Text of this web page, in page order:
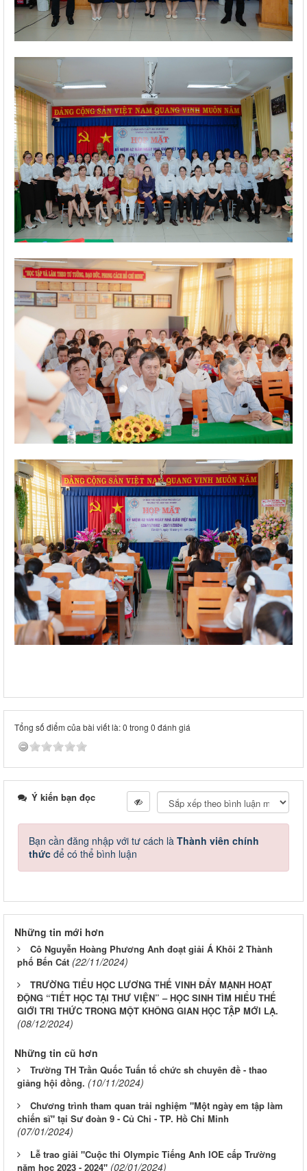
Tổng số điểm của bài viết là: 0 trong 0 đánh giá
Ý kiến bạn đọc
Bạn cần đăng nhập với tư cách là Thành viên chính
thức để có thể bình luận
Những tin mới hơn
Cô Nguyễn Hoàng Phương Anh đoạt giải Á Khôi 2 Thành
phố Bến Cát (22/11/2024)
TRƯỜNG TIỂU HỌC LƯƠNG THẾ VINH ĐẨY MẠNH HOẠT
ĐỘNG “TIẾT HỌC TẠI THƯ VIỆN” – HỌC SINH TÌM HIỂU THẾ
GIỚI TRI THỨC TRONG MỘT KHÔNG GIAN HỌC TẬP MỚI LẠ.
(08/12/2024)
Những tin cũ hơn
Trường TH Trần Quốc Tuấn tổ chức sh chuyên đề - thao
giảng hội đồng. (10/11/2024)
Chương trình tham quan trải nghiệm "Một ngày em tập làm
chiến sĩ" tại Sư đoàn 9 - Củ Chi - TP. Hồ Chi Minh
(07/01/2024)
Lễ trao giải "Cuộc thi Olympic Tiếng Anh IOE cấp Trường
năm học 2023 - 2024" (02/01/2024)